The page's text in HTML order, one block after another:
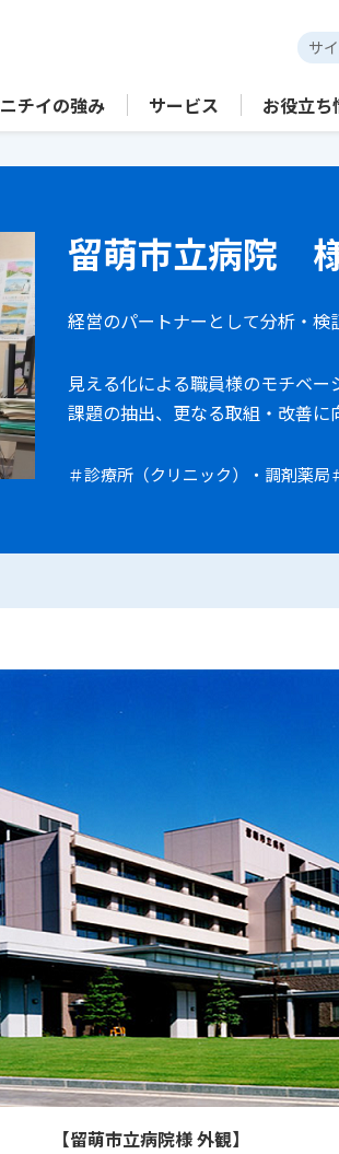
ニチイの強み サービス お役立ち
留萌市立病院
経営のパートナーとして分析・
見える化による職員様のモチベー
課題の抽出、更なる取組・改善に
＃診療所（クリニック）・調剤薬局
【留萌市立病院様 外観】